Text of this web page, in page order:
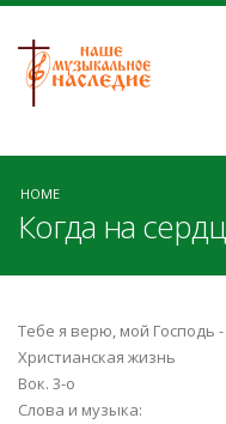
HOME
Когда на
Тебе я верю, мой Господь
Христианская жизнь
Вок. 3-о
Слова и музыка: